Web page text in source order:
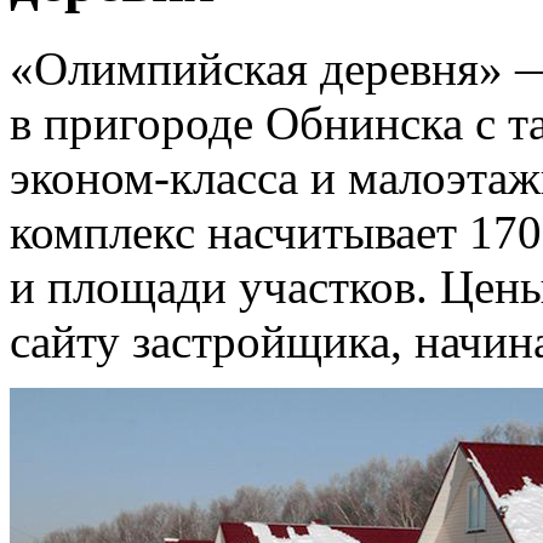
«Олимпийская деревня»
в пригороде Обнинска с
эконом-класса и
комплекс насчитывает
и площади участков.
сайту застройщика,